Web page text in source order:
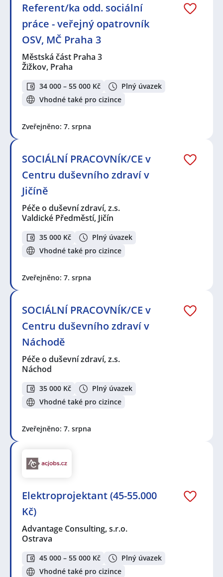
Referent/ka odd. sociální
práce - veřejný opatrovník
OSV, MČ Praha 3
Městská část Praha 3
Žižkov, Praha
34 000 – 55 000 Kč
Plný úvazek
Vhodné také pro cizince
Zveřejněno: 7. srpna
SOCIÁLNÍ PRACOVNÍK/CE v
Centru duševního zdraví v
Jičíně
Péče o duševní zdraví, z.s.
Valdické Předměstí, Jičín
35 000 Kč
Plný úvazek
Vhodné také pro cizince
Zveřejněno: 7. srpna
SOCIÁLNÍ PRACOVNÍK/CE v
Centru duševního zdraví v
Náchodě
Péče o duševní zdraví, z.s.
Náchod
35 000 Kč
Plný úvazek
Vhodné také pro cizince
Zveřejněno: 7. srpna
Elektroprojektant (45-55.000
Kč)
Advantage Consulting, s.r.o.
Ostrava
45 000 – 55 000 Kč
Plný úvazek
Vhodné také pro cizince